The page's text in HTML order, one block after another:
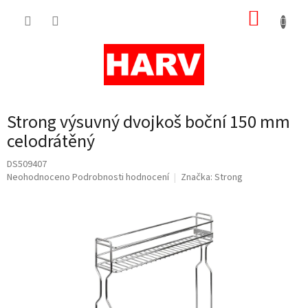
Strong výsuvný dvojkoš boční 150 mm
celodrátěný
DS509407
Průměrné
Neohodnoceno Podrobnosti hodnocení Značka: Strong